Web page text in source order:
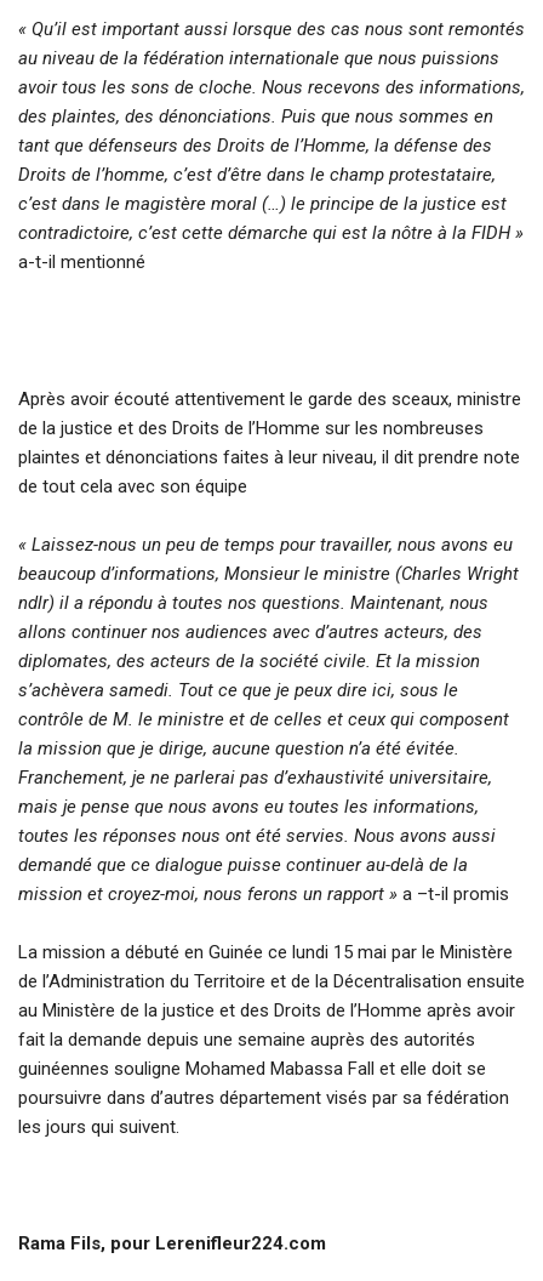
« Qu’il est important aussi lorsque des cas nous sont remontés
au niveau de la fédération internationale que nous puissions
avoir tous les sons de cloche. Nous recevons des informations,
des plaintes, des dénonciations. Puis que nous sommes en
tant que défenseurs des Droits de l’Homme, la défense des
Droits de l’homme, c’est d’être dans le champ protestataire,
c’est dans le magistère moral (…) le principe de la justice est
contradictoire, c’est cette démarche qui est la nôtre à la FIDH »
a-t-il mentionné
Après avoir écouté attentivement le garde des sceaux, ministre
de la justice et des Droits de l’Homme sur les nombreuses
plaintes et dénonciations faites à leur niveau, il dit prendre note
de tout cela avec son équipe
« Laissez-nous un peu de temps pour travailler, nous avons eu
beaucoup d’informations, Monsieur le ministre (Charles Wright
ndlr) il a répondu à toutes nos questions. Maintenant, nous
allons continuer nos audiences avec d’autres acteurs, des
diplomates, des acteurs de la société civile. Et la mission
s’achèvera samedi. Tout ce que je peux dire ici, sous le
contrôle de M. le ministre et de celles et ceux qui composent
la mission que je dirige, aucune question n’a été évitée.
Franchement, je ne parlerai pas d’exhaustivité universitaire,
mais je pense que nous avons eu toutes les informations,
toutes les réponses nous ont été servies. Nous avons aussi
demandé que ce dialogue puisse continuer au-delà de la
mission et croyez-moi, nous ferons un rapport » a –t-il promis
La mission a débuté en Guinée ce lundi 15 mai par le Ministère
de l’Administration du Territoire et de la Décentralisation ensuite
au Ministère de la justice et des Droits de l’Homme après avoir
fait la demande depuis une semaine auprès des autorités
guinéennes souligne Mohamed Mabassa Fall et elle doit se
poursuivre dans d’autres département visés par sa fédération
les jours qui suivent.
Rama Fils, pour Lerenifleur224.com